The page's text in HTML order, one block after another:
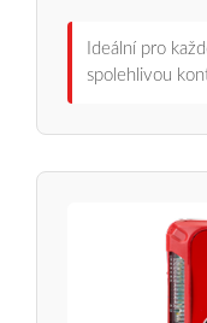
Ideální pro
spolehlivou